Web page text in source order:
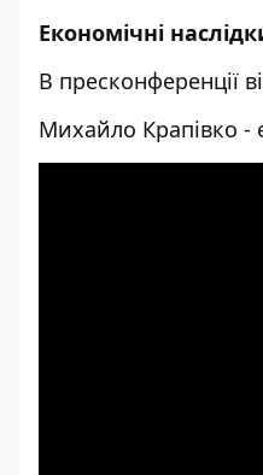
Економічні
В пресконференції
Михайло Крапівко -